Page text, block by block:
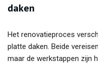
daken
Het renovatieproces
platte daken. Beide
maar de werkstappen zijn